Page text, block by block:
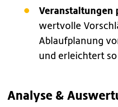
Veranstaltungen
wertvolle
Ablaufplanung
und erleichtert
Analyse &